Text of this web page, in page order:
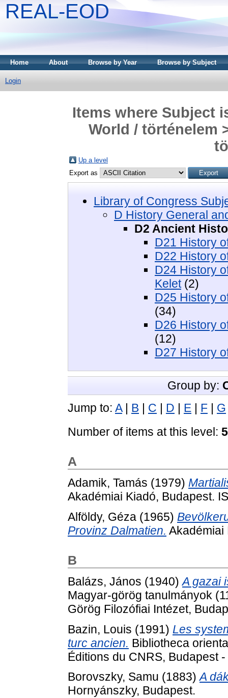
REAL-EOD
Home About Browse by Year Browse by Subject
Login
Items where Subject
World / történelem
Up a level
Export as
Library of Congress
D History General
D2 Ancient
D21 History
D22 History
D24 History
Kelet(2)
D25 History
(34)
D26 History
(12)
D27 History
Group by:
Jump to: A| B C D E F G
Number of items at this level:
A
Adamik, Tamás (1979)
Akadémiai Kiadó, Budapest.
Alföldy, Géza (1965)
Provinz Dalmatien. Akadémiai
B
Balázs, János (1940)A gazai
Magyar-görög tanulmányok
Görög Filozófiai Intézet,
Bazin, Louis (1991) Les
turc ancien. Bibliotheca
Éditions du CNRS, Budapest
Borovszky, Samu (1883)A
Hornyánszky, Budapest.